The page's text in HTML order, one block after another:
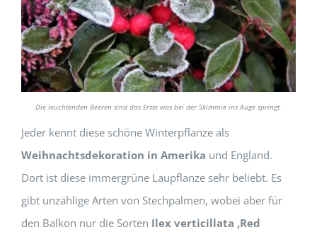
Die leuchtenden Beeren sind das Erste was bei der Skimmie ins Auge springt.
Jeder kennt diese schöne Winterpflanze als
Weihnachtsdekoration in Amerika und England.
Dort ist diese immergrüne Laupflanze sehr beliebt. Es
gibt unzählige Arten von Stechpalmen, wobei aber für
den Balkon nur die Sorten Ilex verticillata ‚Red